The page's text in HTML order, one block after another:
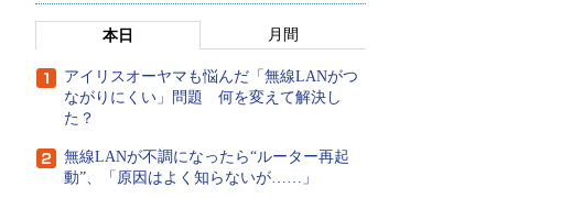
本日 月間
アイリスオーヤマも悩んだ「無線LANがつ
ながりにくい」問題 何を変えて解決し
た？
無線LANが不調になったら“ルーター再起
動”、「原因はよく知らないが……」